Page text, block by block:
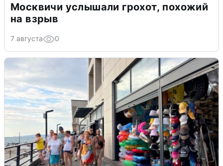
Москвичи услышали грохот, похожий
на взрыв
7 августа 0